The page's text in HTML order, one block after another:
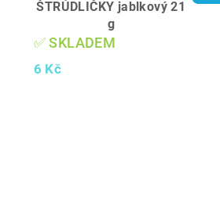
ŠTRÚDLIČKY jablkový 21
g
✅ SKLADEM
6 Kč